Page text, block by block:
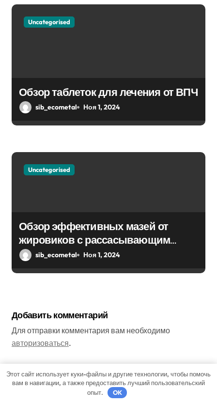
Uncategorised
Обзор таблеток для лечения от ВПЧ
sib_ecometal Ноя 1, 2024
Uncategorised
Обзор эффективных мазей от
жировиков с рассасывающим
эффектом
sib_ecometal Ноя 1, 2024
Добавить комментарий
Для отправки комментария вам необходимо
авторизоваться.
Поиск
Этот сайт использует куки-файлы и другие технологии, чтобы помочь
вам в навигации, а также предоставить лучший пользовательский
опыт.
OK